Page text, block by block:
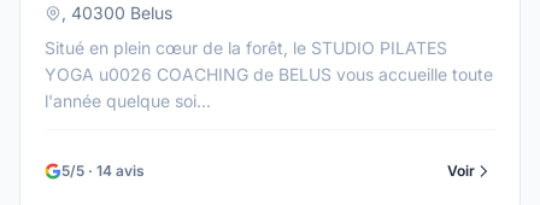
, 40300 Belus
Situé en plein cœur de la forêt, le STUDIO PILATES
YOGA u0026 COACHING de BELUS vous accueille toute
l'année quelque soi...
5/5 · 14 avis Voir